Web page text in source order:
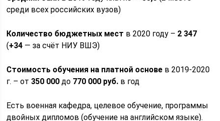
среди всех российских вузов)
Количество бюджетных мест в 2020 году – 2 347
(+34 — за счёт НИУ ВШЭ)
Стоимость обучения на платной основе в 2019-2020
г. – от 350 000 до 770 000 руб. в год
Есть военная кафедра, целевое обучение, программы
двойных дипломов (обучение на английском языке).